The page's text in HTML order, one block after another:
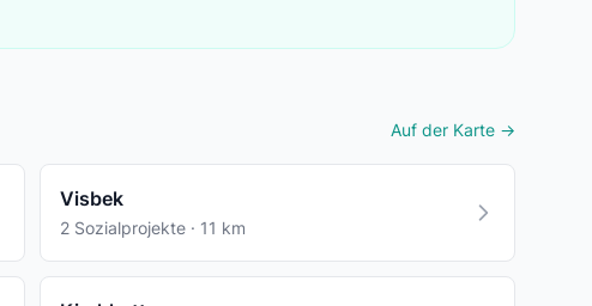
Auf der Karte →
Visbek
2 Sozialprojekte · 11 km